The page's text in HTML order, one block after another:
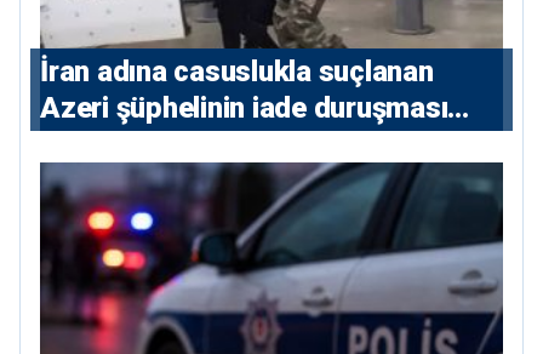
İran adına casuslukla suçlanan
Azeri şüphelinin iade duruşması